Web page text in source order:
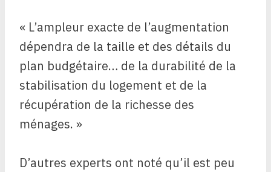
« L’ampleur exacte de l’augmentation
dépendra de la taille et des détails du
plan budgétaire… de la durabilité de la
stabilisation du logement et de la
récupération de la richesse des
ménages. »
D’autres experts ont noté qu’il est peu